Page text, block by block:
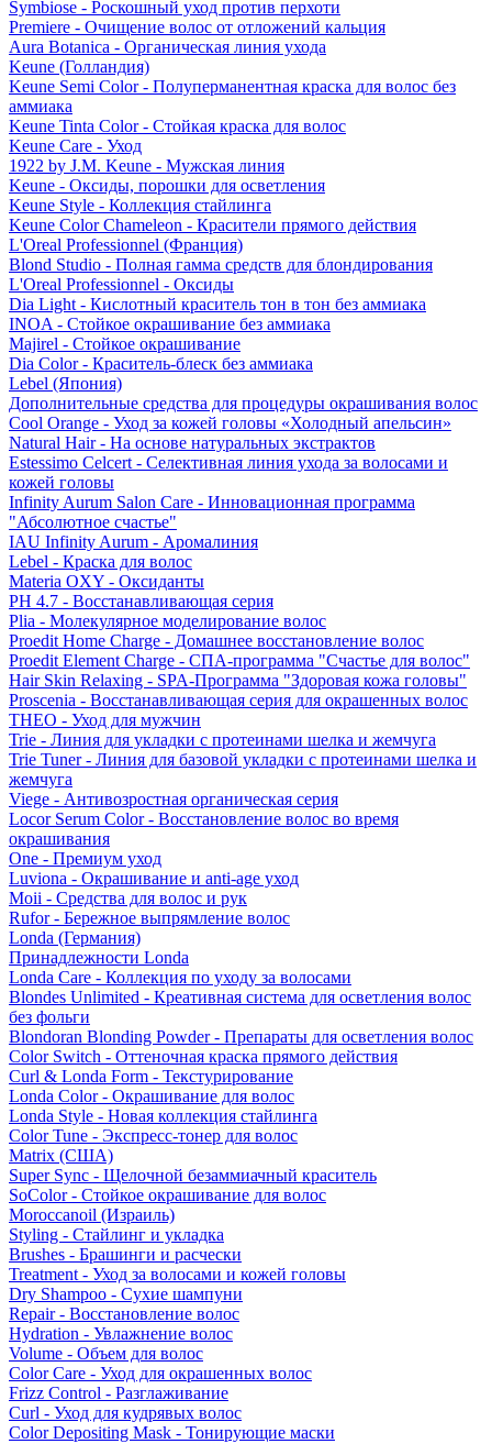
Symbiose - Роскошный уход против перхоти
Premiere - Очищение волос от отложений кальция
Aura Botanica - Органическая линия ухода
Keune (Голландия)
Keune Semi Color - Полуперманентная краска для волос без
аммиака
Keune Tinta Color - Стойкая краска для волос
Keune Care - Уход
1922 by J.M. Keune - Мужская линия
Keune - Оксиды, порошки для осветления
Keune Style - Коллекция стайлинга
Keune Color Chameleon - Красители прямого действия
L'Oreal Professionnel (Франция)
Blond Studio - Полная гамма средств для блондирования
L'Oreal Professionnel - Оксиды
Dia Light - Кислотный краситель тон в тон без аммиака
INOA - Стойкое окрашивание без аммиака
Majirel - Стойкое окрашивание
Dia Color - Краситель-блеск без аммиака
Lebel (Япония)
Дополнительные средства для процедуры окрашивания волос
Cool Orange - Уход за кожей головы «Холодный апельсин»
Natural Hair - На основе натуральных экстрактов
Estessimo Celcert - Селективная линия ухода за волосами и
кожей головы
Infinity Aurum Salon Care - Инновационная программа
"Абсолютное счастье"
IAU Infinity Aurum - Аромалиния
Lebel - Краска для волос
Materia OXY - Оксиданты
PH 4.7 - Восстанавливающая серия
Plia - Молекулярное моделирование волос
Proedit Home Charge - Домашнее восстановление волос
Proedit Element Charge - СПА-программа "Счастье для волос"
Hair Skin Relaxing - SPA-Программа "Здоровая кожа головы"
Proscenia - Восстанавливающая серия для окрашенных волос
THEO - Уход для мужчин
Trie - Линия для укладки с протеинами шелка и жемчуга
Trie Tuner - Линия для базовой укладки с протеинами шелка и
жемчуга
Viege - Антивозростная органическая серия
Locor Serum Color - Восстановление волос во время
окрашивания
One - Премиум уход
Luviona - Окрашивание и anti-age уход
Moii - Средства для волос и рук
Rufor - Бережное выпрямление волос
Londa (Германия)
Принадлежности Londa
Londa Care - Коллекция по уходу за волосами
Blondes Unlimited - Креативная система для осветления волос
без фольги
Blondoran Blonding Powder - Препараты для осветления волос
Color Switch - Оттеночная краска прямого действия
Curl & Londa Form - Текстурирование
Londa Color - Окрашивание для волос
Londa Style - Новая коллекция стайлинга
Color Tune - Экспресс-тонер для волос
Matrix (США)
Super Sync - Щелочной безаммиачный краситель
SoColor - Стойкое окрашивание для волос
Moroccanoil (Израиль)
Styling - Стайлинг и укладка
Brushes - Брашинги и расчески
Treatment - Уход за волосами и кожей головы
Dry Shampoo - Сухие шампуни
Repair - Восстановление волос
Hydration - Увлажнение волос
Volume - Объем для волос
Color Care - Уход для окрашенных волос
Frizz Control - Разглаживание
Curl - Уход для кудрявых волос
Color Depositing Mask - Тонирующие маски